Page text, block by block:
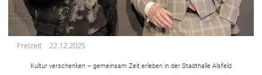
Freizeit 22.12.2025
Kultur verschenken – gemeinsam Zeit erleben in der Stadthalle Alsfeld